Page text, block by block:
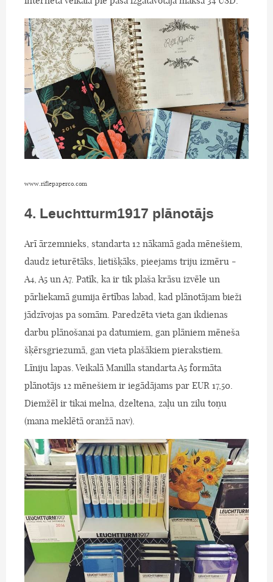
www.riflepaperco.com
4. Leuchtturm1917 plānotājs
Arī ārzemnieks, standarta 12 nākamā gada mēnešiem,
daudz ieturētāks, lietišķāks, pieejams triju izmēru -
A4, A5 un A7. Patīk, ka ir tik plaša krāsu izvēle un
pārliekamā gumija ērtības labad, kad plānotājam bieži
jādzīvojas pa somām. Paredzēta vieta gan ikdienas
darbu plānošanai pa datumiem, gan plāniem mēneša
šķērsgriezumā, gan vieta plašākiem pierakstiem.
Līniju lapas. Veikalā Manilla standarta A5 formāta
plānotājs 12 mēnešiem ir iegādājams par EUR 17,50.
Diemžēl ir tikai melna, dzeltena, zaļu un zilu toņu
(mana meklētā oranžā nav).